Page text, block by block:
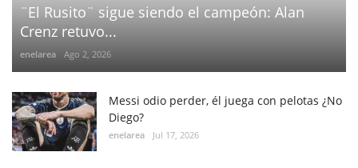
¨El Rusito¨ sigue siendo el campeón: Alan
Crenz retuvo...
enelarea Ago 2, 2026
Messi odio perder, él juega con pelotas ¿No
Diego?
enelarea Jul 17, 2026